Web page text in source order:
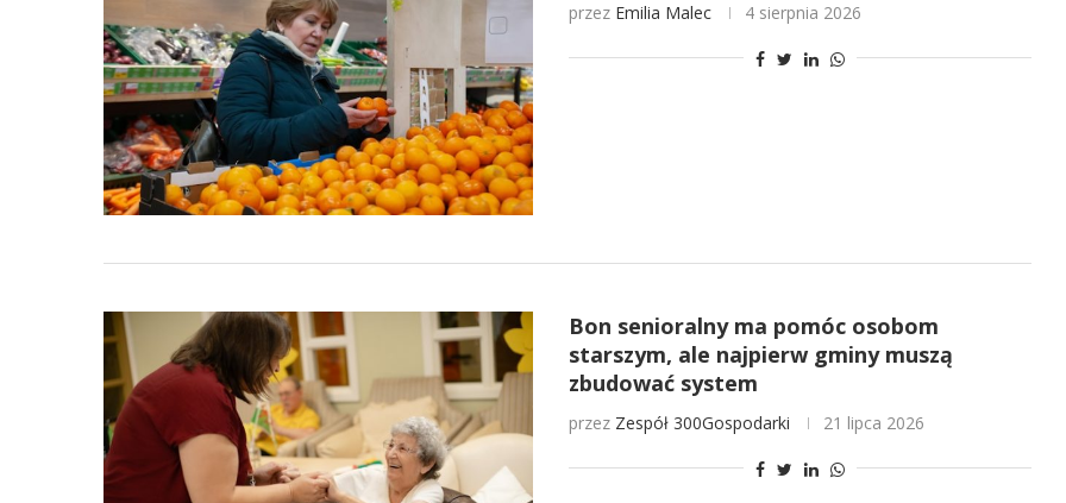
przez Emilia Malec 4 sierpnia 2026
Bon senioralny ma pomóc osobom
starszym, ale najpierw gminy muszą
zbudować system
przez Zespół 300Gospodarki 21 lipca 2026